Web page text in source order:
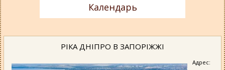
РІКА ДНІПРО В ЗАПОРІЖЖІ
Адрес:
Календарь